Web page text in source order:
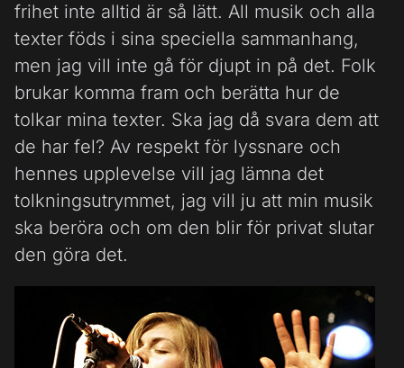
frihet inte alltid är så lätt. All musik och alla
texter föds i sina speciella sammanhang,
men jag vill inte gå för djupt in på det. Folk
brukar komma fram och berätta hur de
tolkar mina texter. Ska jag då svara dem att
de har fel? Av respekt för lyssnare och
hennes upplevelse vill jag lämna det
tolkningsutrymmet, jag vill ju att min musik
ska beröra och om den blir för privat slutar
den göra det.